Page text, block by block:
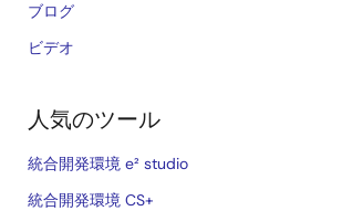
ブログ
ビデオ
人気のツール
統合開発環境 e² studio
統合開発環境 CS+